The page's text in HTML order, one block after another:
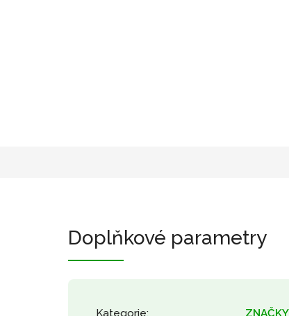
Doplňkové parametry
Kategorie: ZNAČKY